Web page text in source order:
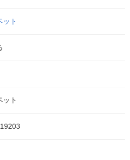
ット
ット